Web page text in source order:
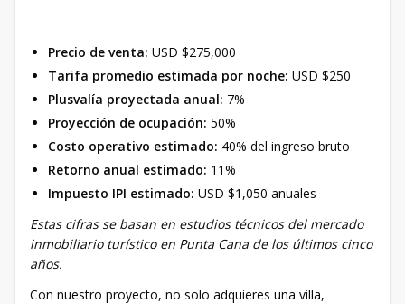
Precio de venta: USD $275,000
Tarifa promedio estimada por noche: USD $250
Plusvalía proyectada anual: 7%
Proyección de ocupación: 50%
Costo operativo estimado: 40% del ingreso bruto
Retorno anual estimado: 11%
Impuesto IPI estimado: USD $1,050 anuales
Estas cifras se basan en estudios técnicos del mercado
inmobiliario turístico en Punta Cana de los últimos cinco
años.
Con nuestro proyecto, no solo adquieres una villa,